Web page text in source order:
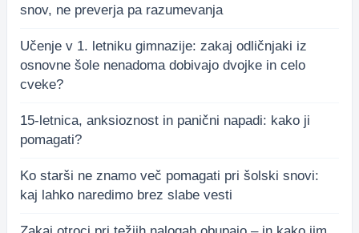
snov, ne preverja pa razumevanja
Učenje v 1. letniku gimnazije: zakaj odličnjaki iz
osnovne šole nenadoma dobivajo dvojke in celo
cveke?
15-letnica, anksioznost in panični napadi: kako ji
pomagati?
Ko starši ne znamo več pomagati pri šolski snovi:
kaj lahko naredimo brez slabe vesti